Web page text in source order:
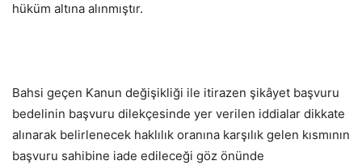
hüküm altına alınmıştır.
Bahsi geçen Kanun değişikliği ile itirazen şikâyet başvuru
bedelinin başvuru dilekçesinde yer verilen iddialar dikkate
alınarak belirlenecek haklılık oranına karşılık gelen kısmının
başvuru sahibine iade edileceği göz önünde